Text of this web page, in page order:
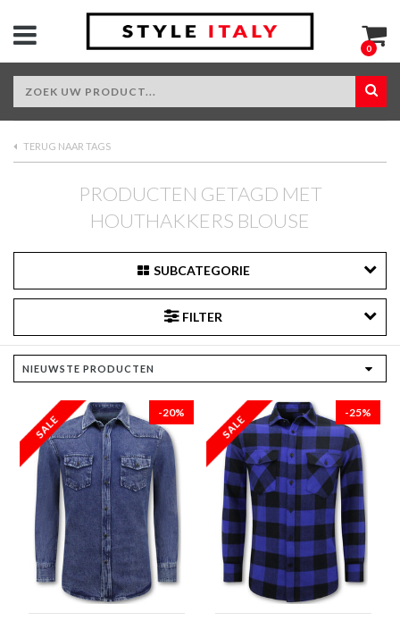
0
TERUG NAAR TAGS
PRODUCTEN GETAGD MET
HOUTHAKKERS BLOUSE
SUBCATEGORIE
FILTER
-20% -25%